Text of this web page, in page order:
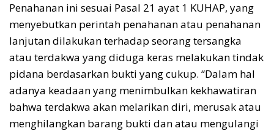
Penahanan ini sesuai Pasal 21 ayat 1 KUHAP, yang
menyebutkan perintah penahanan atau penahanan
lanjutan dilakukan terhadap seorang tersangka
atau terdakwa yang diduga keras melakukan tindak
pidana berdasarkan bukti yang cukup. “Dalam hal
adanya keadaan yang menimbulkan kekhawatiran
bahwa terdakwa akan melarikan diri, merusak atau
menghilangkan barang bukti dan atau mengulangi